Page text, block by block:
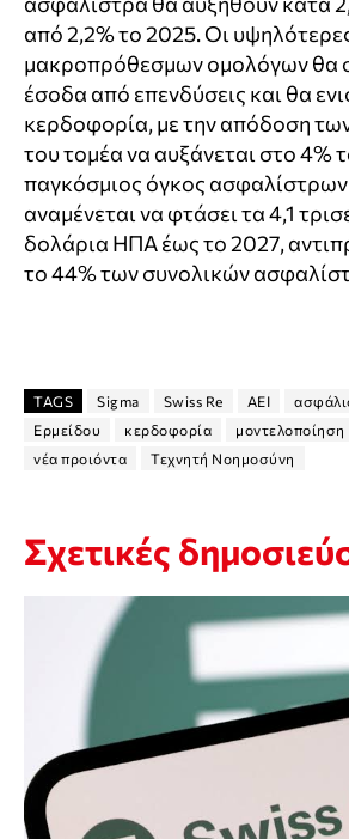
από 2,2% το 2025. Οι
μακροπρόθεσμων ομολόγων θα
έσοδα από επενδύσεις και θα
κερδοφορία, με την απόδοση
του τομέα να αυξάνεται στο 4%
παγκόσμιος όγκος
αναμένεται να φτάσει τα 4,1
δολάρια ΗΠΑ έως το 2027,
το 44% των συνολικών
TAGS Sigma Swiss Re ΑΕΙ
Ερμείδου
κερδοφορία
μοντελοποίηση
νέα προιόντα
Τεχνητή Νοημοσύνη
Σχετικές